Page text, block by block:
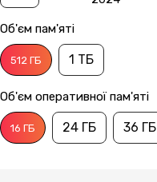
Об'єм пам'яті
512 ГБ 1 ТБ
Об'єм оперативної пам'яті
16 ГБ 24 ГБ 36 ГБ